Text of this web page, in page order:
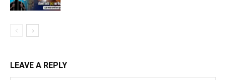
LEAVE A REPLY